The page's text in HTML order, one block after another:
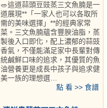
🥗這道蒜頭豆豉蒸三文魚腩是一
道展現**「一家人也可以各取所
需的美味選擇」**的經典家常
菜。三文魚腩蘊含豐腴油脂，蒸
製後入口即化，配上濃郁的蒜豉
香氣，不僅能滿足家中長輩對傳
統鹹鮮口味的追求，其優質的魚
油營養更是成長中孩子與追求健
美一族的理想選…
點 看 >> 食譜